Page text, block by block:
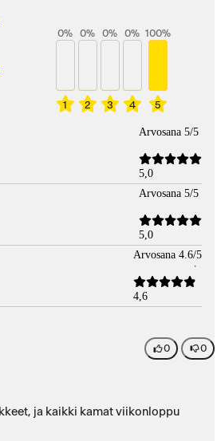
1
0%
2
0%
3
0%
4
0%
5
100%
Arvosana 5/5
5,0
Arvosana 5/5
5,0
Arvosana 4.6/5
4,6
0 0
ja kaikki kamat viikonloppu